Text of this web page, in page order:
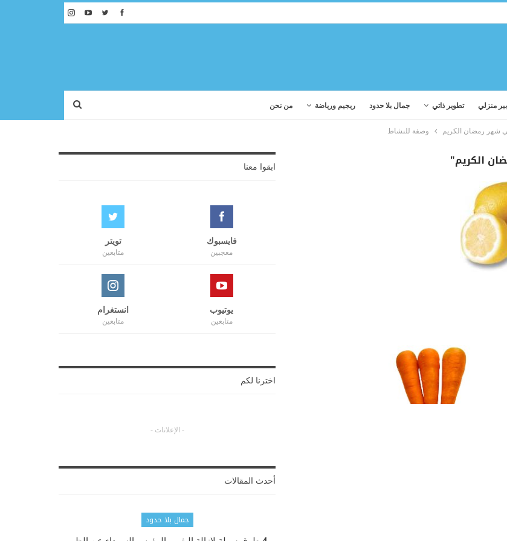
منزلي تطوير ذاتي جمال بلا حدود ريجيم ورياضة من نحن
شهر رمضان الكريم وصفة للنشاط
الكريم" ابقوا معنا
فايسبوك
معجبين
تويتر
متابعين
يوتيوب
متابعين
انستغرام
متابعين
اخترنا لكم
- الإعلانات -
أحدث المقالات
جمال بلا حدود